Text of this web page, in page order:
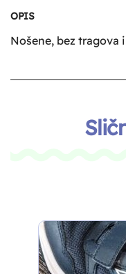
OPIS
Nošene, bez tragova